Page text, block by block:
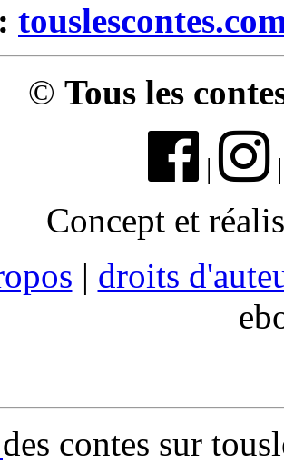
© Tous les
|
Concept et
| droits
des contes sur